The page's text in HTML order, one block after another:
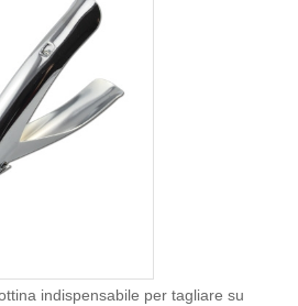
indispensabile per tagliare su